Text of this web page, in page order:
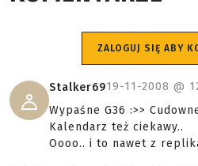
ZALOGUJ SIĘ ABY
Stalker6919-11-2008 @
Wypaśne G36 :>>
Kalendarz też ciekawy..
Oooo.. i to nawet z